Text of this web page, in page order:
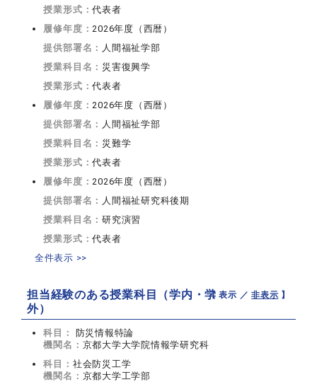
授業形式：代表者
履修年度：2026年度（西暦）
提供部署名： 人間福祉学部
授業科目名： 災害復興学
授業形式：代表者
履修年度：2026年度（西暦）
提供部署名： 人間福祉学部
授業科目名： 災難学
授業形式：代表者
履修年度：2026年度（西暦）
提供部署名： 人間福祉研究科後期
授業科目名：研究演習
授業形式：代表者
全件表示 >>
担当経験のある授業科目（学内・学
外）
【 表示 ／非表示 】
科目：
防災情報特論
機関名： 京都大学大学院情報学研究科
科目： 社会防災工学
機関名： 京都大学工学部